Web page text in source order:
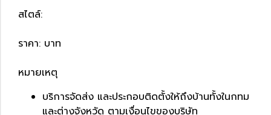
สไตล์:
ราคา: บาท
หมายเหตุ
บริการจัดส่ง และประกอบติดตั้งให้ถึงบ้านทั้งในกทม
และต่างจังหวัด ตามเงื่อนไขของบริษัท